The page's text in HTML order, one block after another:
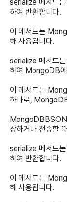
serialize 메서드
하여 반환합니다.
이 메서드는
해 사용됩니다.
serialize 메서드
하여 MongoDB에
이 메서드는
하나로,
장하거나 전송할
serialize 메서드
하여 반환합니다.
이 메서드는
해 사용됩니다.